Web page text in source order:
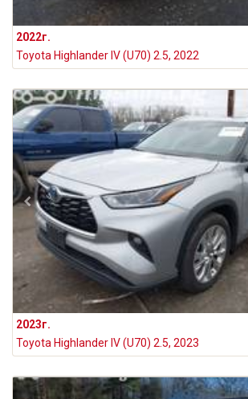
2022г.
Toyota Highlander IV (U70) 2.5, 2022
2023г.
Toyota Highlander IV (U70) 2.5, 2023